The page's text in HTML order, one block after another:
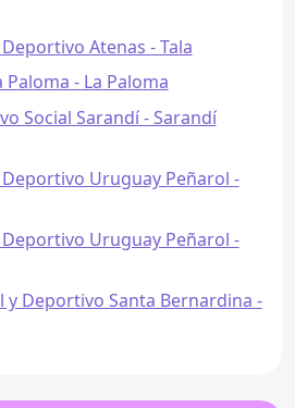
Atenas - Tala
Paloma - La Paloma
Social Sarandí - Sarandí
Deportivo Uruguay Peñarol -
Deportivo Uruguay Peñarol -
y Deportivo Santa Bernardina -